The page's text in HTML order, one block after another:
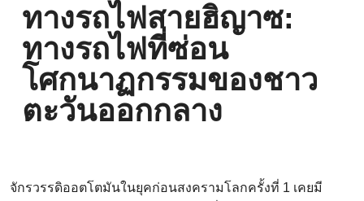
ทางรถไฟสายฮิญาซ:
ทางรถไฟที่ซ่อน
โศกนาฏกรรมของชาว
ตะวันออกกลาง
จักรวรรดิออตโตมันในยุคก่อนสงครามโลกครั้งที่ 1 เคยมี